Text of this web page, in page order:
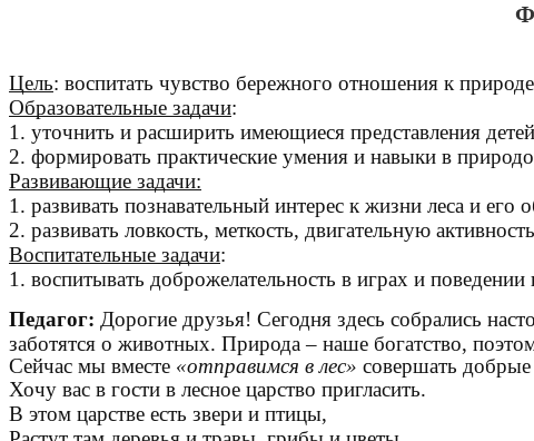
Цель: воспитать чувство бережного отношения к
Образовательные задачи:
1. уточнить и расширить имеющиеся представления
2. формировать практические умения и навыки в
Развивающие задачи:
1. развивать познавательный интерес к жизни леса и его
2. развивать ловкость, меткость, двигательную
Воспитательные задачи
1. воспитывать доброжелательность в играх и
Педагог: Дорогие друзья! Сегодня здесь собрались
заботятся о животных. Природа – наше богатство,
Сейчас мы вместе «отправимся в лес» совершать
Хочу вас в гости в лесное царство пригласить.
В этом царстве есть звери и птицы,